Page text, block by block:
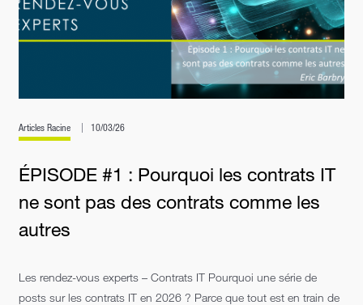
Articles Racine 10/03/26
ÉPISODE #1 : Pourquoi les contrats IT
ne sont pas des contrats comme les
autres
Les rendez-vous experts – Contrats IT Pourquoi une série de
posts sur les contrats IT en 2026 ? Parce que tout est en train de